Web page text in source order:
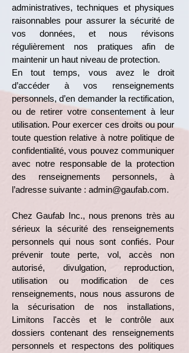
administratives, techniques et physiques
raisonnables pour assurer la sécurité de
vos données, et nous révisons
régulièrement nos pratiques afin de
maintenir un haut niveau de protection.
En tout temps, vous avez le droit
d’accéder à vos renseignements
personnels, d’en demander la rectification,
ou de retirer votre consentement à leur
utilisation. Pour exercer ces droits ou pour
toute question relative à notre politique de
confidentialité, vous pouvez communiquer
avec notre responsable de la protection
des renseignements personnels, à
l’adresse suivante : admin@gaufab.com.
Chez Gaufab Inc., nous prenons très au
sérieux la sécurité des renseignements
personnels qui nous sont confiés. Pour
prévenir toute perte, vol, accès non
autorisé, divulgation, reproduction,
utilisation ou modification de ces
renseignements, nous nous assurons de
la sécurisation de nos installations,
Limitons l'accès et le contrôle aux
dossiers contenant des renseignements
personnels et respectons des politiques